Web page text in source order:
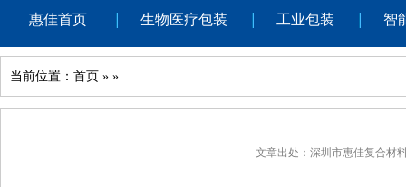
惠佳首页 生物医疗包装 工业包装 智
当前位置： 首页 » »
文章出处：深圳市惠佳复合材